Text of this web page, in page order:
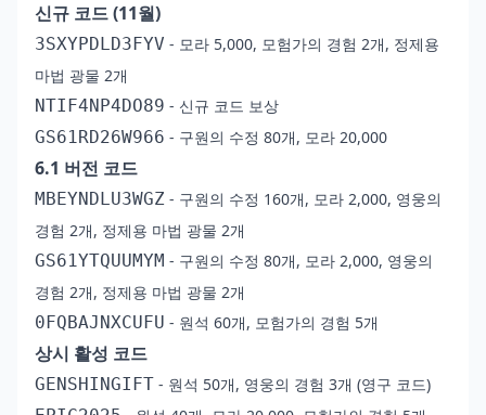
신규 코드 (11월)
3SXYPDLD3FYV - 모라 5,000, 모험가의 경험 2개, 정제용
마법 광물 2개
NTIF4NP4DO89 - 신규 코드 보상
GS61RD26W966 - 구원의 수정 80개, 모라 20,000
6.1 버전 코드
MBEYNDLU3WGZ - 구원의 수정 160개, 모라 2,000, 영웅의
경험 2개, 정제용 마법 광물 2개
GS61YTQUUMYM - 구원의 수정 80개, 모라 2,000, 영웅의
경험 2개, 정제용 마법 광물 2개
0FQBAJNXCUFU - 원석 60개, 모험가의 경험 5개
상시 활성 코드
GENSHINGIFT - 원석 50개, 영웅의 경험 3개 (영구 코드)